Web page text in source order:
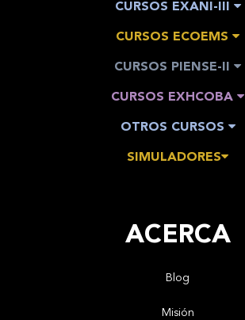
CURSOS EXANI-III
CURSOS ECOEMS
CURSOS PIENSE-II
CURSOS EXHCOBA
OTROS CURSOS
SIMULADORES
ACERCA
Blog
Misión